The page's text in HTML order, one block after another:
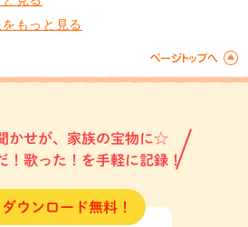
もっと見る
かせが、家族の宝物に☆
！歌った！を手軽に記録！
ウンロード無料！